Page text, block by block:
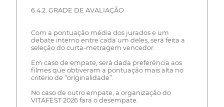
6.4.2. GRADE DE AVALIAÇÃO
Com a pontuação média dos jurados e um
debate interno entre cada um deles, será feita a
seleção do curta-metragem vencedor.
Em caso de empate, será dada preferência aos
filmes que obtiveram a pontuação mais alta no
critério de “originalidade”.
No caso de outro empate, a organização do
VITAFEST 2026 fará o desempate.